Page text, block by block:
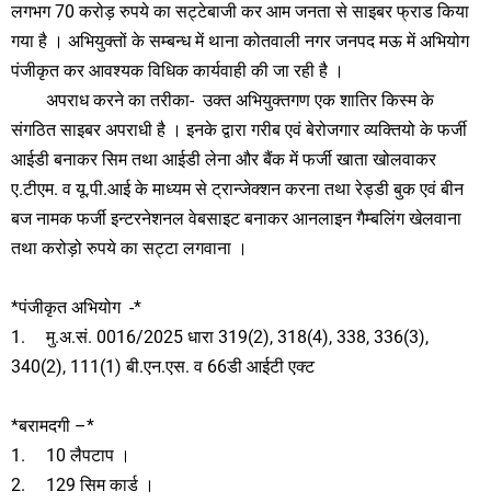
लगभग 70 करोड़ रुपये का सट्टेबाजी कर आम जनता से साइबर फ्राड किया
गया है । अभियुक्तों के सम्बन्ध में थाना कोतवाली नगर जनपद मऊ में अभियोग
पंजीकृत कर आवश्यक विधिक कार्यवाही की जा रही है ।
अपराध करने का तरीका- उक्त अभियुक्तगण एक शातिर किस्म के
संगठित साइबर अपराधी है । इनके द्वारा गरीब एवं बेरोजगार व्यक्तियो के फर्जी
आईडी बनाकर सिम तथा आईडी लेना और बैंक में फर्जी खाता खोलवाकर
ए.टीएम. व यू.पी.आई के माध्यम से ट्रान्जेक्शन करना तथा रेड्डी बुक एवं बीन
बज नामक फर्जी इन्टरनेशनल वेबसाइट बनाकर आनलाइन गैम्बलिंग खेलवाना
तथा करोड़ो रुपये का सट्टा लगवाना ।
*पंजीकृत अभियोग -*
1.
मु.अ.सं. 0016/2025 धारा 319(2), 318(4), 338, 336(3),
340(2), 111(1) बी.एन.एस. व 66डी आईटी एक्ट
*बरामदगी –*
1.
10 लैपटाप ।
2.
129 सिम कार्ड ।